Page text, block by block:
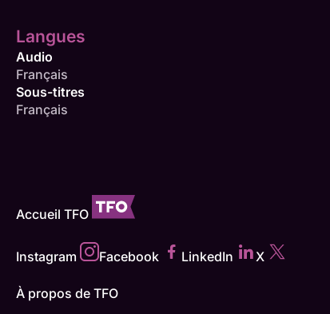
Langues
Audio
Français
Sous-titres
Français
Accueil TFO
Instagram Facebook LinkedIn X
À propos de TFO